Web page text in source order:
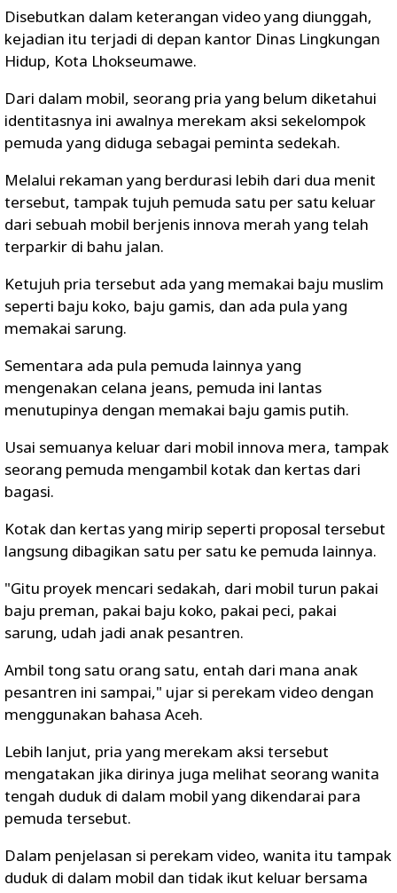
Disebutkan dalam keterangan video yang diunggah,
kejadian itu terjadi di depan kantor Dinas Lingkungan
Hidup, Kota Lhokseumawe.
Dari dalam mobil, seorang pria yang belum diketahui
identitasnya ini awalnya merekam aksi sekelompok
pemuda yang diduga sebagai peminta sedekah.
Melalui rekaman yang berdurasi lebih dari dua menit
tersebut, tampak tujuh pemuda satu per satu keluar
dari sebuah mobil berjenis innova merah yang telah
terparkir di bahu jalan.
Ketujuh pria tersebut ada yang memakai baju muslim
seperti baju koko, baju gamis, dan ada pula yang
memakai sarung.
Sementara ada pula pemuda lainnya yang
mengenakan celana jeans, pemuda ini lantas
menutupinya dengan memakai baju gamis putih.
Usai semuanya keluar dari mobil innova mera, tampak
seorang pemuda mengambil kotak dan kertas dari
bagasi.
Kotak dan kertas yang mirip seperti proposal tersebut
langsung dibagikan satu per satu ke pemuda lainnya.
"Gitu proyek mencari sedakah, dari mobil turun pakai
baju preman, pakai baju koko, pakai peci, pakai
sarung, udah jadi anak pesantren.
Ambil tong satu orang satu, entah dari mana anak
pesantren ini sampai," ujar si perekam video dengan
menggunakan bahasa Aceh.
Lebih lanjut, pria yang merekam aksi tersebut
mengatakan jika dirinya juga melihat seorang wanita
tengah duduk di dalam mobil yang dikendarai para
pemuda tersebut.
Dalam penjelasan si perekam video, wanita itu tampak
duduk di dalam mobil dan tidak ikut keluar bersama